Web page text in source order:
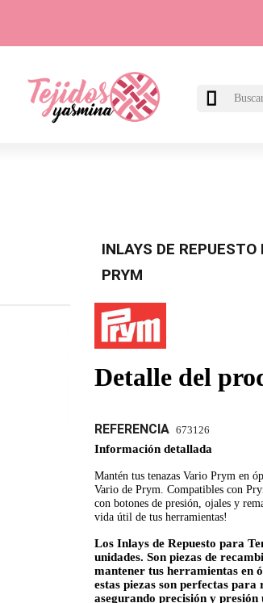

INLAYS DE
PRYM
Detalle del
REFERENCIA 673126
Información detallada
Mantén tus tenazas Vario Prym en
Vario de Prym . Compatibles con
con botones de presión, ojales y
vida útil de tus herramientas!
Los Inlays de Repuesto para
unidades. Son piezas de
mantener tus herramientas en
estas piezas son perfectas
asegurando precisión y